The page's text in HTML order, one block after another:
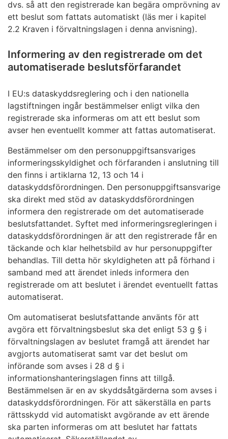
dvs. så att den registrerade kan begära omprövning av
ett beslut som fattats automatiskt (läs mer i kapitel
2.2 Kraven i förvaltningslagen i denna anvisning).
Informering av den registrerade om det
automatiserade beslutsförfarandet
I EU:s dataskyddsreglering och i den nationella
lagstiftningen ingår bestämmelser enligt vilka den
registrerade ska informeras om att ett beslut som
avser hen eventuellt kommer att fattas automatiserat.
Bestämmelser om den personuppgiftsansvariges
informeringsskyldighet och förfaranden i anslutning till
den finns i artiklarna 12, 13 och 14 i
dataskyddsförordningen. Den personuppgiftsansvarige
ska direkt med stöd av dataskyddsförordningen
informera den registrerade om det automatiserade
beslutsfattandet. Syftet med informeringsregleringen i
dataskyddsförordningen är att den registrerade får en
täckande och klar helhetsbild av hur personuppgifter
behandlas. Till detta hör skyldigheten att på förhand i
samband med att ärendet inleds informera den
registrerade om att beslutet i ärendet eventuellt fattas
automatiserat.
Om automatiserat beslutsfattande använts för att
avgöra ett förvaltningsbeslut ska det enligt 53 g § i
förvaltningslagen av beslutet framgå att ärendet har
avgjorts automatiserat samt var det beslut om
införande som avses i 28 d § i
informationshanteringslagen finns att tillgå.
Bestämmelsen är en av skyddsåtgärderna som avses i
dataskyddsförordningen. För att säkerställa en parts
rättsskydd vid automatiskt avgörande av ett ärende
ska parten informeras om att beslutet har fattats